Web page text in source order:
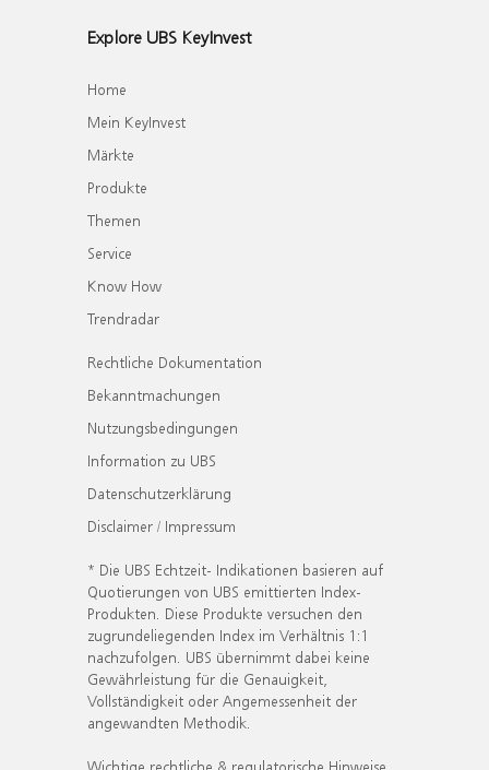
Explore UBS KeyInvest
Home
Mein KeyInvest
Märkte
Produkte
Themen
Service
Know How
Trendradar
Rechtliche Dokumentation
Bekanntmachungen
Nutzungsbedingungen
Information zu UBS
Datenschutzerklärung
Disclaimer / Impressum
* Die UBS Echtzeit- Indikationen basieren auf
Quotierungen von UBS emittierten Index-
Produkten. Diese Produkte versuchen den
zugrundeliegenden Index im Verhältnis 1:1
nachzufolgen. UBS übernimmt dabei keine
Gewährleistung für die Genauigkeit,
Vollständigkeit oder Angemessenheit der
angewandten Methodik.